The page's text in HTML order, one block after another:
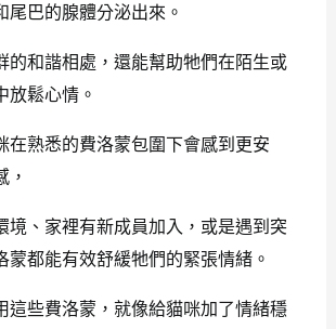
尾巴的腺體分泌出來。
的和諧相處，還能幫助牠們在陌生或
放鬆心情。
在熟悉的費洛蒙包圍下會感到更安
，
境、家裡有新成員加入，或是遇到突
蒙都能有效舒緩牠們的緊張情緒。
這些費洛蒙，就像給貓咪加了情緒穩